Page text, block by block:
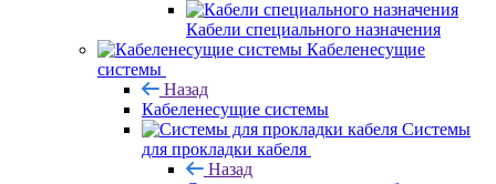
Кабели специального назначения
Кабеленесущие
системы
Назад
Кабеленесущие системы
Системы
для прокладки кабеля
Назад